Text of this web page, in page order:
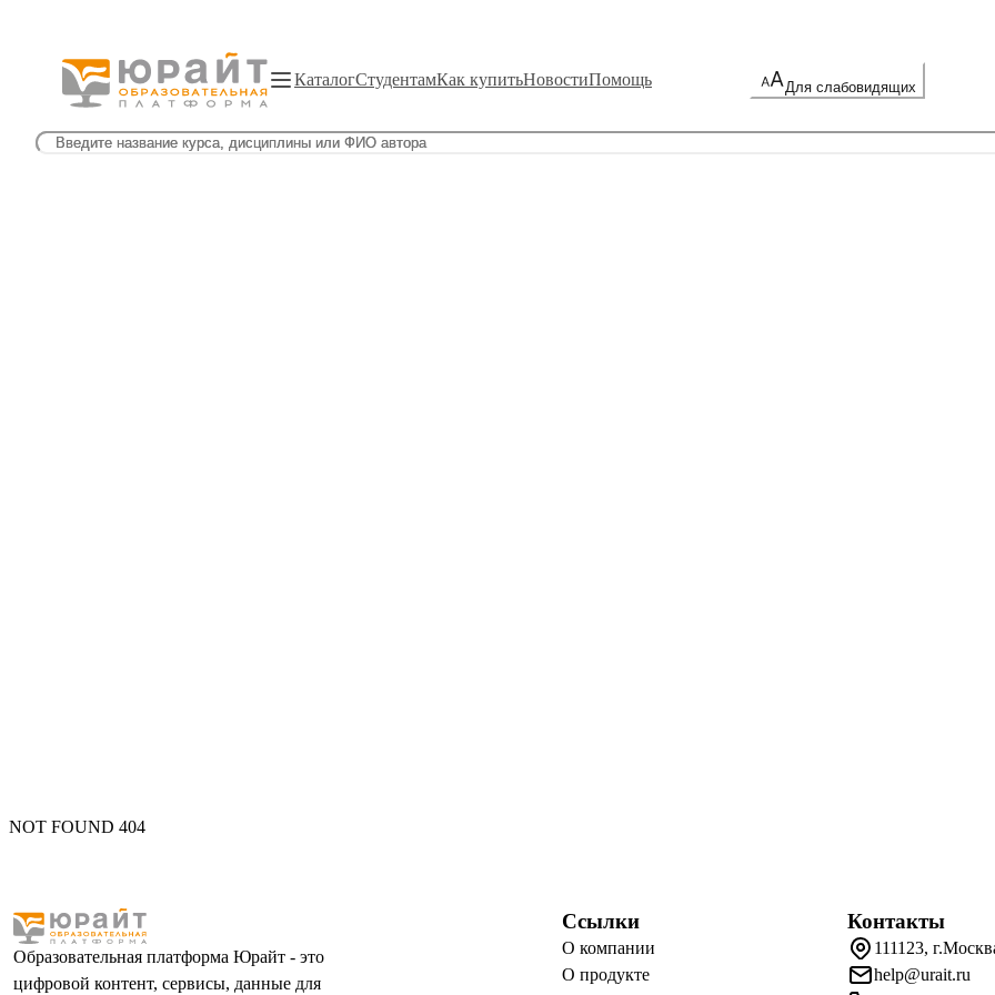
КаталогСтудентамКак купитьНовостиПомощь Для слабовидящих
NOT FOUND 404
Образовательная платформа Юрайт - это
цифровой контент, сервисы, данные для
Ссылки
О компании
О продукте
Контакты
111123,
help@urait.ru